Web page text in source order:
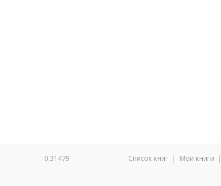
0.31479 Список книг | Мои книги |